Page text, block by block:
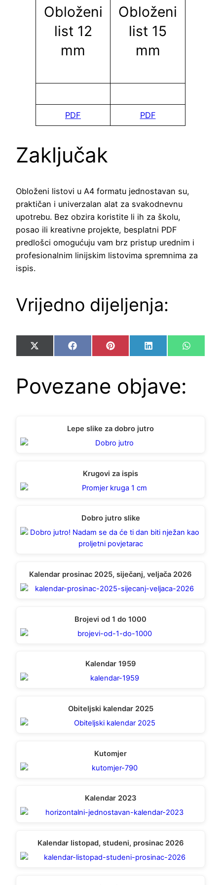
Obloženi
list 12
mm
Obloženi
list 15
mm
PDF PDF
Zaključak
Obloženi listovi u A4 formatu jednostavan su,
praktičan i univerzalan alat za svakodnevnu
upotrebu. Bez obzira koristite li ih za školu,
posao ili kreativne projekte, besplatni PDF
predlošci omogućuju vam brz pristup urednim i
profesionalnim linijskim listovima spremnima za
ispis.
Vrijedno dijeljenja:
Share
on
X
(Twitter)
Share
on
FacebookShare
on
Pinterest Share
on
LinkedIn Share
on
Povezane objave:
Lepe slike za dobro jutro
Krugovi za ispis
Dobro jutro slike
Kalendar prosinac 2025, siječanj, veljača 2026
Brojevi od 1 do 1000
Kalendar 1959
Obiteljski kalendar 2025
Kutomjer
Kalendar 2023
Kalendar listopad, studeni, prosinac 2026